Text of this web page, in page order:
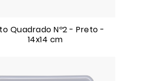
Quadrado Nº2 - Preto -
14x14 cm